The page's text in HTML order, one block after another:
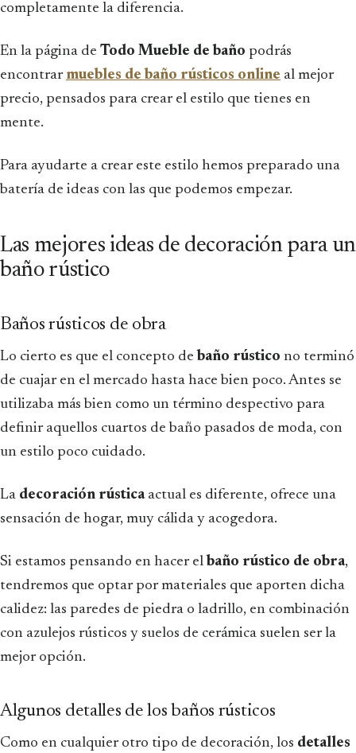
completamente la diferencia.
En la página de Todo Mueble de baño podrás
encontrar muebles de baño rústicos online al mejor
precio, pensados para crear el estilo que tienes en
mente.
Para ayudarte a crear este estilo hemos preparado una
batería de ideas con las que podemos empezar.
Las mejores ideas de decoración para un
baño rústico
Baños rústicos de obra
Lo cierto es que el concepto de baño rústico no terminó
de cuajar en el mercado hasta hace bien poco. Antes se
utilizaba más bien como un término despectivo para
definir aquellos cuartos de baño pasados de moda, con
un estilo poco cuidado.
La decoración rústicaactual es diferente, ofrece una
sensación de hogar, muy cálida y acogedora.
Si estamos pensando en hacer el baño rústico de obra,
tendremos que optar por materiales que aporten dicha
calidez: las paredes de piedra o ladrillo, en combinación
con azulejos rústicos y suelos de cerámica suelen ser la
mejor opción.
Algunos detalles de los baños rústicos
Como en cualquier otro tipo de decoración, los detalles